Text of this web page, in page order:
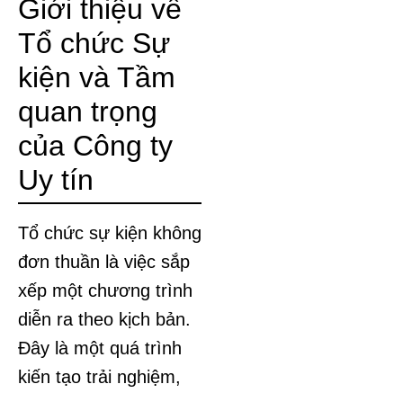
Giới thiệu về
Tổ chức Sự
kiện và Tầm
quan trọng
của Công ty
Uy tín
Tổ chức sự kiện không
đơn thuần là việc sắp
xếp một chương trình
diễn ra theo kịch bản.
Đây là một quá trình
kiến tạo trải nghiệm,